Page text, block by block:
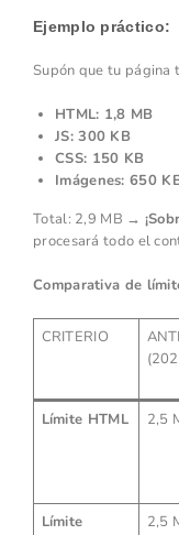
Ejemplo práctico:
Supón que tu página
HTML: 1,8 MB
JS: 300 KB
CSS: 150 KB
Imágenes: 650
Total: 2,9 MB →
procesará todo el
Comparativa de
CRITERIO
Límite HTML
2,5
Límite
2,5